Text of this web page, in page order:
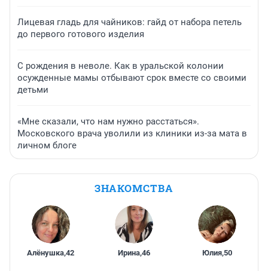
Лицевая гладь для чайников: гайд от набора петель
до первого готового изделия
С рождения в неволе. Как в уральской колонии
осужденные мамы отбывают срок вместе со своими
детьми
«Мне сказали, что нам нужно расстаться».
Московского врача уволили из клиники из-за мата в
личном блоге
ЗНАКОМСТВА
Алёнушка,42 Ирина,46 Юлия,50